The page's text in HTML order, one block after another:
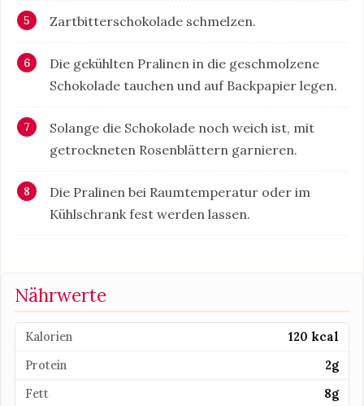
Zartbitterschokolade schmelzen.
Die gekühlten Pralinen in die geschmolzene
Schokolade tauchen und auf Backpapier legen.
Solange die Schokolade noch weich ist, mit
getrockneten Rosenblättern garnieren.
Die Pralinen bei Raumtemperatur oder im
Kühlschrank fest werden lassen.
Nährwerte
Kalorien
120 kcal
Protein
2g
Fett
8g